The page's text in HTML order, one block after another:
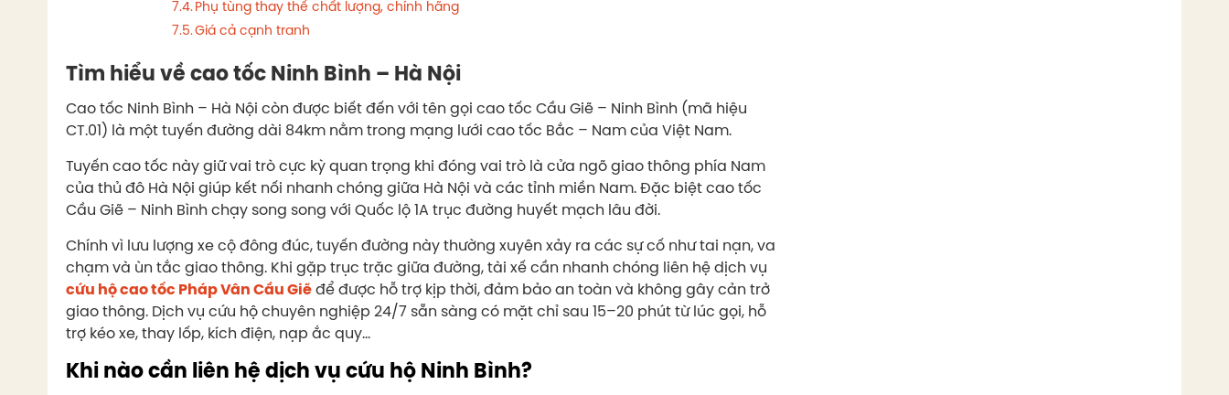
Phụ tùng thay thế chất lượng, chính hãng
Giá cả cạnh tranh
Tìm hiểu về cao tốc Ninh Bình – Hà Nội
Cao tốc Ninh Bình – Hà Nội còn được biết đến với tên gọi cao tốc Cầu Giẽ – Ninh Bình (mã hiệu
CT.01) là một tuyến đường dài 84km nằm trong mạng lưới cao tốc Bắc – Nam của Việt Nam.
Tuyến cao tốc này giữ vai trò cực kỳ quan trọng khi đóng vai trò là cửa ngõ giao thông phía Nam
của thủ đô Hà Nội giúp kết nối nhanh chóng giữa Hà Nội và các tỉnh miền Nam. Đặc biệt cao tốc
Cầu Giẽ – Ninh Bình chạy song song với Quốc lộ 1A trục đường huyết mạch lâu đời.
Chính vì lưu lượng xe cộ đông đúc, tuyến đường này thường xuyên xảy ra các sự cố như tai nạn, va
chạm và ùn tắc giao thông. Khi gặp trục trặc giữa đường, tài xế cần nhanh chóng liên hệ dịch vụ
cứu hộ cao tốc Pháp Vân Cầu Giẽ để được hỗ trợ kịp thời, đảm bảo an toàn và không gây cản trở
giao thông. Dịch vụ cứu hộ chuyên nghiệp 24/7 sẵn sàng có mặt chỉ sau 15–20 phút từ lúc gọi, hỗ
trợ kéo xe, thay lốp, kích điện, nạp ắc quy…
Khi nào cần liên hệ dịch vụ cứu hộ Ninh Bình?